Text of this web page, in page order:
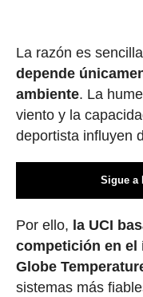
La razón es
depende
ambiente. La
viento y la
deportista influyen
Sigue a
Por ello, la UCI
competición en el
Globe
sistemas más